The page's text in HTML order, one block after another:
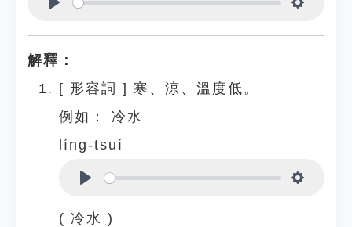
解釋：
[ 形容詞 ] 寒、涼、溫度低。
例如：
冷水
líng-tsuí
( 冷水 )